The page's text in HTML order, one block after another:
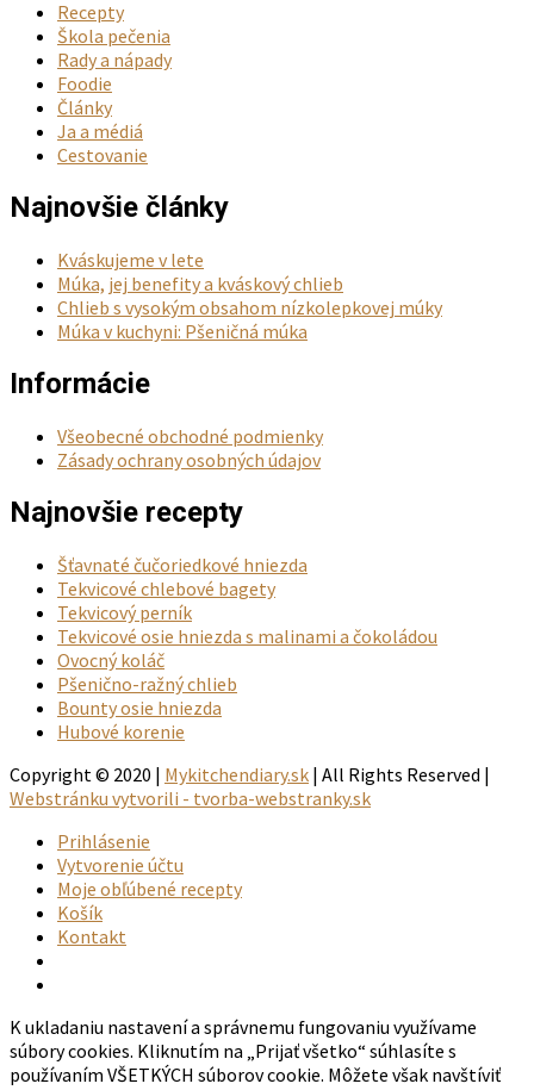
Recepty
Škola pečenia
Rady a nápady
Foodie
Články
Ja a médiá
Cestovanie
Najnovšie články
Kváskujeme v lete
Múka, jej benefity a kváskový chlieb
Chlieb s vysokým obsahom nízkolepkovej múky
Múka v kuchyni: Pšeničná múka
Informácie
Všeobecné obchodné podmienky
Zásady ochrany osobných údajov
Najnovšie recepty
Šťavnaté čučoriedkové hniezda
Tekvicové chlebové bagety
Tekvicový perník
Tekvicové osie hniezda s malinami a čokoládou
Ovocný koláč
Pšenično-ražný chlieb
Bounty osie hniezda
Hubové korenie
Copyright © 2020 | Mykitchendiary.sk | All Rights Reserved |
Webstránku vytvorili - tvorba-webstranky.sk
Prihlásenie
Vytvorenie účtu
Moje obľúbené recepty
Košík
Kontakt
K ukladaniu nastavení a správnemu fungovaniu využívame
súbory cookies. Kliknutím na „Prijať všetko“ súhlasíte s
používaním VŠETKÝCH súborov cookie. Môžete však navštíviť